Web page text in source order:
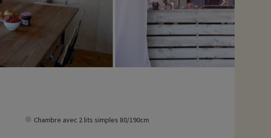
Chambre avec 2 lits simples 80/190cm